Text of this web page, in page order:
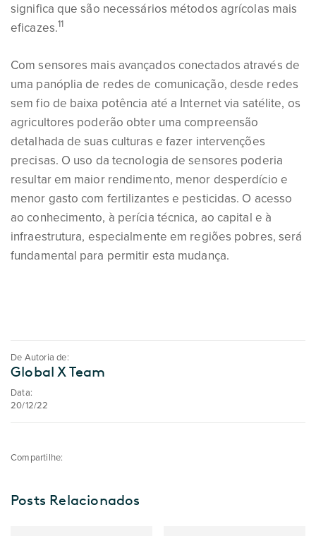
significa que são necessários métodos agrícolas mais
eficazes.11
Com sensores mais avançados conectados através de
uma panóplia de redes de comunicação, desde redes
sem fio de baixa potência até a Internet via satélite, os
agricultores poderão obter uma compreensão
detalhada de suas culturas e fazer intervenções
precisas. O uso da tecnologia de sensores poderia
resultar em maior rendimento, menor desperdício e
menor gasto com fertilizantes e pesticidas. O acesso
ao conhecimento, à perícia técnica, ao capital e à
infraestrutura, especialmente em regiões pobres, será
fundamental para permitir esta mudança.
De Autoria de:
Global X Team
Data:
20/12/22
Compartilhe:
Posts Relacionados